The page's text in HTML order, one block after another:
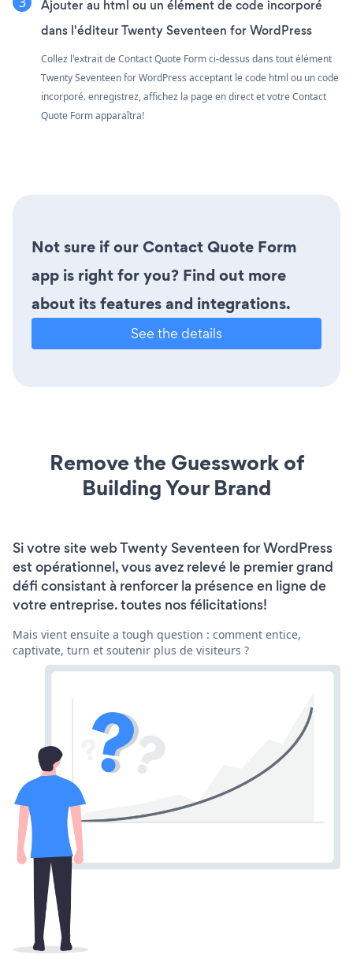
Ajouter au html ou un élément de code incorporé
dans l'éditeur Twenty Seventeen for WordPress
Collez l'extrait de Contact Quote Form ci-dessus dans tout élément
Twenty Seventeen for WordPress acceptant le code html ou un code
incorporé. enregistrez, affichez la page en direct et votre Contact
Quote Form apparaîtra!
Not sure if our Contact Quote Form
app is right for you? Find out more
about its features and integrations.
See the details
Remove the Guesswork of
Building Your Brand
Si votre site web Twenty Seventeen for WordPress
est opérationnel, vous avez relevé le premier grand
défi consistant à renforcer la présence en ligne de
votre entreprise. toutes nos félicitations!
Mais vient ensuite a tough question : comment entice,
captivate, turn et soutenir plus de visiteurs ?